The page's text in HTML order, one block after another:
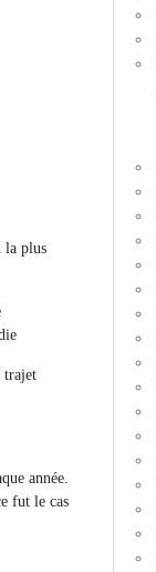
la plus
trajet
année.
fut le cas